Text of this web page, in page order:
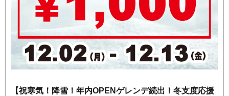
【祝寒気！降雪！年内OPENゲレンデ続出！冬支度応援